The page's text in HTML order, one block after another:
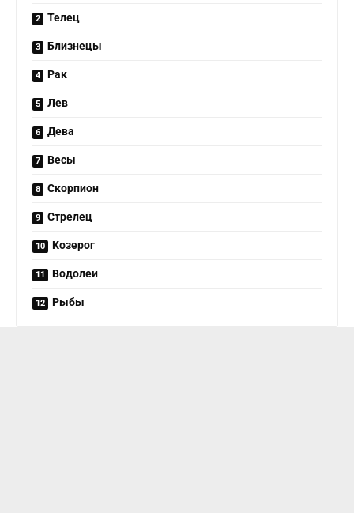
Телец
Близнецы
Рак
Лев
Дева
Весы
Скорпион
Стрелец
Козерог
Водолеи
Рыбы